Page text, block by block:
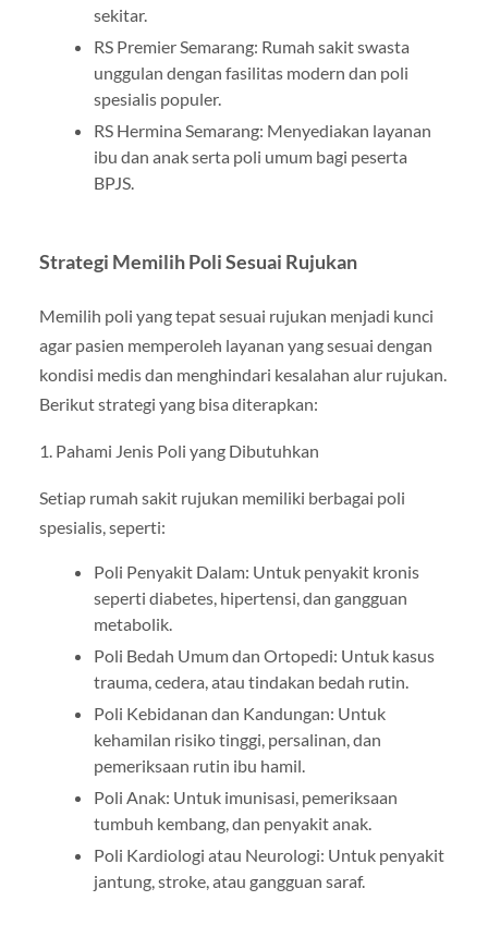
sekitar.
RS Premier Semarang: Rumah sakit swasta
unggulan dengan fasilitas modern dan poli
spesialis populer.
RS Hermina Semarang: Menyediakan layanan
ibu dan anak serta poli umum bagi peserta
BPJS.
Strategi Memilih Poli Sesuai Rujukan
Memilih poli yang tepat sesuai rujukan menjadi kunci
agar pasien memperoleh layanan yang sesuai dengan
kondisi medis dan menghindari kesalahan alur rujukan.
Berikut strategi yang bisa diterapkan:
1. Pahami Jenis Poli yang Dibutuhkan
Setiap rumah sakit rujukan memiliki berbagai poli
spesialis, seperti:
Poli Penyakit Dalam: Untuk penyakit kronis
seperti diabetes, hipertensi, dan gangguan
metabolik.
Poli Bedah Umum dan Ortopedi: Untuk kasus
trauma, cedera, atau tindakan bedah rutin.
Poli Kebidanan dan Kandungan: Untuk
kehamilan risiko tinggi, persalinan, dan
pemeriksaan rutin ibu hamil.
Poli Anak: Untuk imunisasi, pemeriksaan
tumbuh kembang, dan penyakit anak.
Poli Kardiologi atau Neurologi: Untuk penyakit
jantung, stroke, atau gangguan saraf.